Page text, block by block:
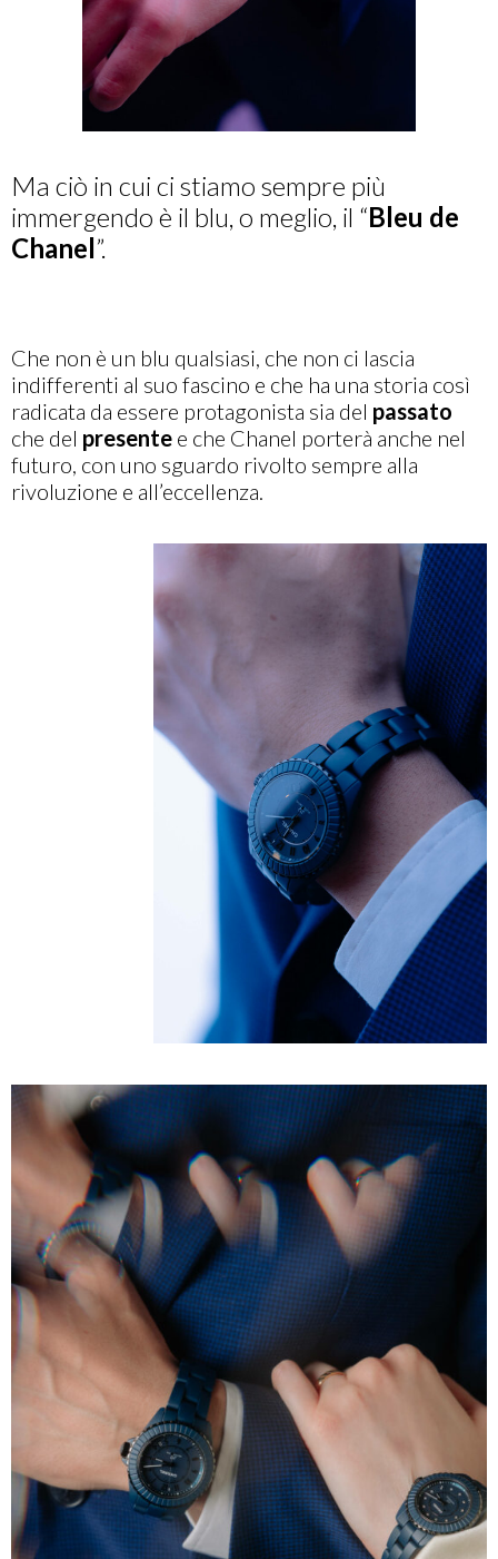
Ma ciò in cui ci stiamo sempre più
immergendo è il blu, o meglio, il “Bleu de
Chanel”.
Che non è un blu qualsiasi, che non ci lascia
indifferenti al suo fascino e che ha una storia così
radicata da essere protagonista sia del passato
che del presente e che Chanel porterà anche nel
futuro, con uno sguardo rivolto sempre alla
rivoluzione e all’eccellenza.